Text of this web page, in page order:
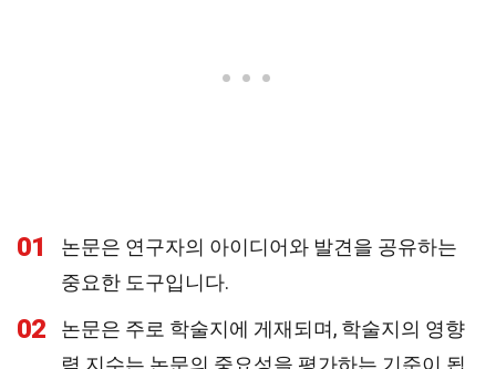
01
논문은 연구자의 아이디어와 발견을 공유하는
중요한 도구입니다.
02
논문은 주로 학술지에 게재되며, 학술지의 영향
력 지수는 논문의 중요성을 평가하는 기준이 됩